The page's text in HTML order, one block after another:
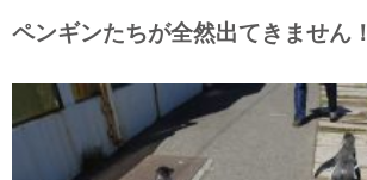
ペンギンたちが全然出てきません！